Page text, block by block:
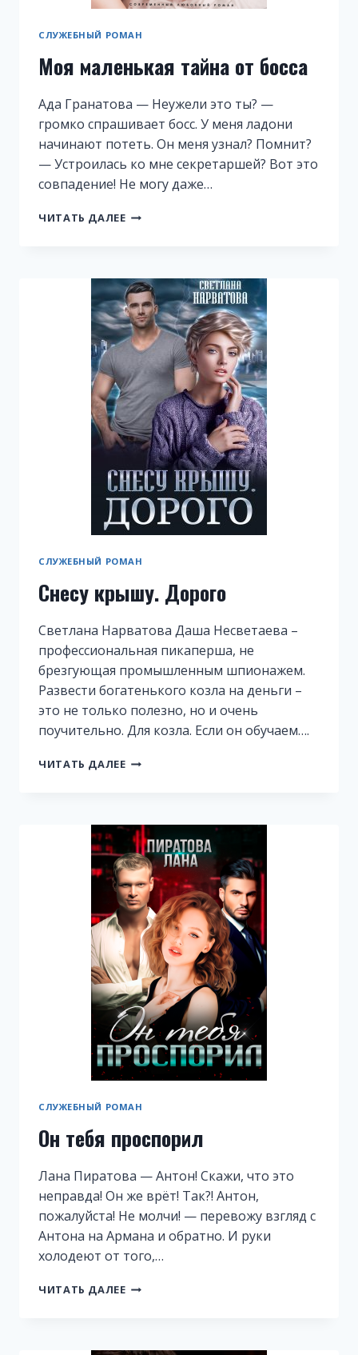
СЛУЖЕБНЫЙ РОМАН
Моя маленькая тайна от босса
Ада Гранатова — Неужели это ты? —
громко спрашивает босс. У меня ладони
начинают потеть. Он меня узнал? Помнит?
— Устроилась ко мне секретаршей? Вот это
совпадение! Не могу даже…
ЧИТАТЬ ДАЛЕЕ МОЯ
БОССА
СЛУЖЕБНЫЙ РОМАН
Снесу крышу. Дорого
Светлана Нарватова Даша Несветаева –
профессиональная пикаперша, не
брезгующая промышленным шпионажем.
Развести богатенького козла на деньги –
это не только полезно, но и очень
поучительно. Для козла. Если он обучаем….
ЧИТАТЬ ДАЛЕЕ СНЕСУ
СЛУЖЕБНЫЙ РОМАН
Он тебя проспорил
Лана Пиратова — Антон! Скажи, что это
неправда! Он же врёт! Так?! Антон,
пожалуйста! Не молчи! — перевожу взгляд с
Антона на Армана и обратно. И руки
холодеют от того,…
ЧИТАТЬ ДАЛЕЕ ОН